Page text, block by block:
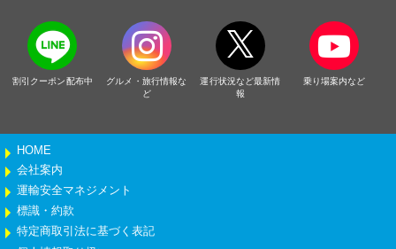
割引クーポン配布中
グルメ・旅行情報な
ど
運行状況など最新情
報
乗り場案内など
HOME
会社案内
運輸安全マネジメント
標識・約款
特定商取引法に基づく表記